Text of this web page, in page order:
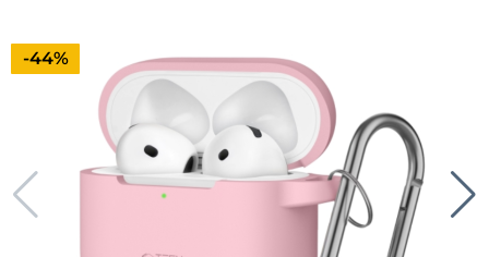
Priset är nedsatt med
-44%